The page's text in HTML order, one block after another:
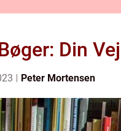
Din
Peter Mortensen